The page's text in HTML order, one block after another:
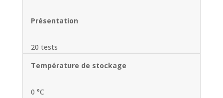
Présentation
20 tests
Température de stockage
0 °C